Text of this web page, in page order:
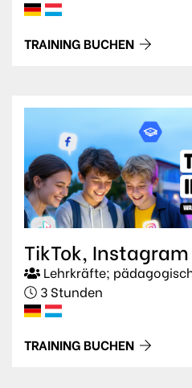
TRAINING BUCHEN
TikTok, Instagram
Lehrkräfte;
3 Stunden
TRAINING BUCHEN